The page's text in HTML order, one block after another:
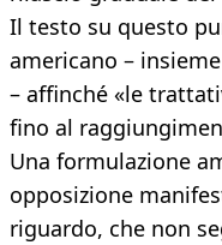
Il testo su questo
americano –
– affinché «le
fino al
Una formulazione
opposizione
riguardo, che non